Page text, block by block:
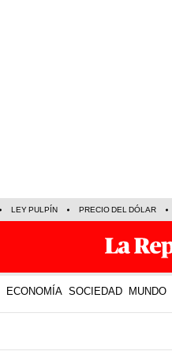
LEY PULPÍN PRECIO DEL DÓLAR
ECONOMÍA SOCIEDAD MUNDO